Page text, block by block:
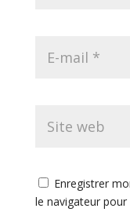
Enregistrer
le navigateur